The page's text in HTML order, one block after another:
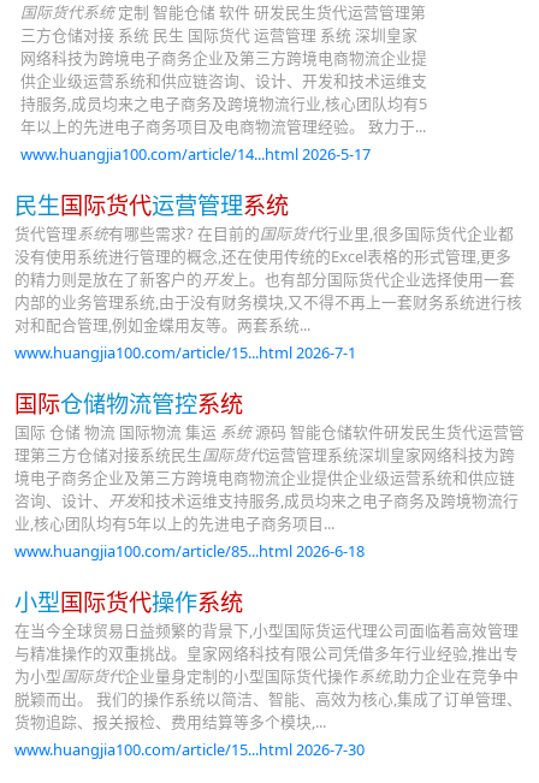
国际货代系统定制 智能仓储 软件 研发民生货代运营管理第
三方仓储对接 系统 民生 国际货代 运营管理 系统 深圳皇家
网络科技为跨境电子商务企业及第三方跨境电商物流企业提
供企业级运营系统和供应链咨询、设计、开发和技术运维支
持服务,成员均来之电子商务及跨境物流行业,核心团队均有5
年以上的先进电子商务项目及电商物流管理经验。 致力于...
www.huangjia100.com/article/14...html 2026-5-17
民生国际货代运营管理系统
货代管理系统有哪些需求? 在目前的国际货代行业里,很多国际货代企业都
没有使用系统进行管理的概念,还在使用传统的Excel表格的形式管理,更多
的精力则是放在了新客户的开发上。也有部分国际货代企业选择使用一套
内部的业务管理系统,由于没有财务模块,又不得不再上一套财务系统进行核
对和配合管理,例如金蝶用友等。两套系统...
www.huangjia100.com/article/15...html 2026-7-1
国际仓储物流管控系统
国际 仓储 物流 国际物流 集运 系统源码 智能仓储软件研发民生货代运营管
理第三方仓储对接系统民生国际货代运营管理系统深圳皇家网络科技为跨
境电子商务企业及第三方跨境电商物流企业提供企业级运营系统和供应链
咨询、设计、 开发和技术运维支持服务,成员均来之电子商务及跨境物流行
业,核心团队均有5年以上的先进电子商务项目...
www.huangjia100.com/article/85...html 2026-6-18
小型国际货代操作系统
在当今全球贸易日益频繁的背景下,小型国际货运代理公司面临着高效管理
与精准操作的双重挑战。皇家网络科技有限公司凭借多年行业经验,推出专
为小型国际货代企业量身定制的小型国际货代操作系统,助力企业在竞争中
脱颖而出。 我们的操作系统以简洁、智能、高效为核心,集成了订单管理、
货物追踪、报关报检、费用结算等多个模块,...
www.huangjia100.com/article/15...html 2026-7-30